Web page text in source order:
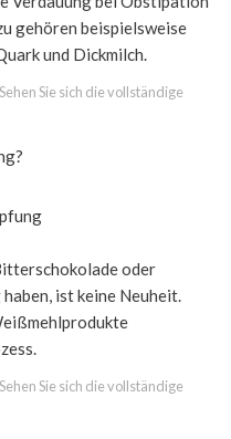
gehören beispielsweise
und Dickmilch.
Sehen Sie sich die vollständige
oder
ist keine Neuheit.
Sehen Sie sich die vollständige